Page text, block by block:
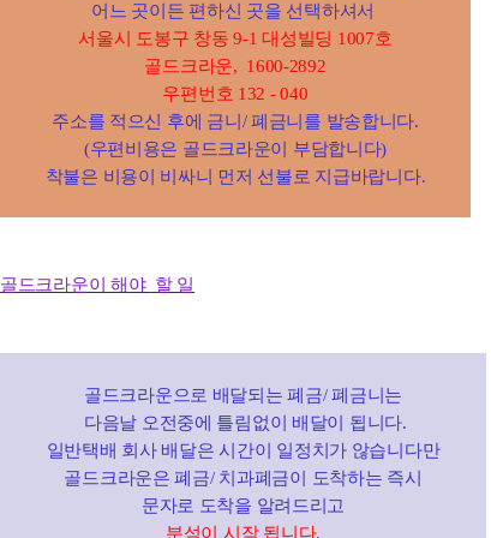
어느 곳이든 편하신 곳을 선택하셔서
서울시 도봉구 창동 9-1대성빌딩 1007호
골드크라운, 1600-2892
우편번호 132 - 040
주소를 적으신 후에 금니/ 폐금니를 발송합니다.
(우편비용은 골드크라운이 부담합니다)
착불은 비용이 비싸니 먼저 선불로 지급바랍니다.
골드크라운이 해야 할 일
골드크라운으로 배달되는 폐금/ 폐금니는
다음날 오전중에 틀림없이 배달이 됩니다.
일반택배 회사 배달은 시간이 일정치가 않습니다만
골드크라운은 폐금/ 치과폐금이 도착하는 즉시
문자로 도착을 알려드리고
분석이 시작 됩니다.